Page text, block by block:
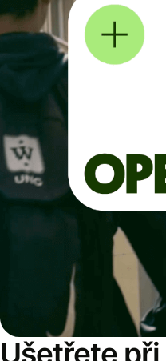
Ušetřete při